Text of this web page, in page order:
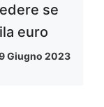
se
euro
Giugno 2023